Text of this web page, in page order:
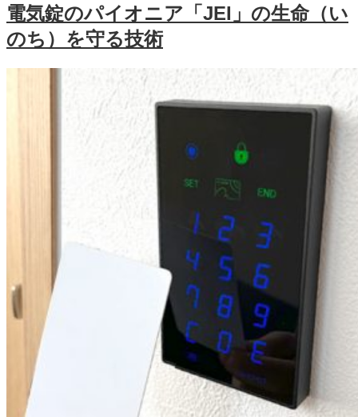
電気錠のパイオニア「JEI」の生命（い
のち）を守る技術